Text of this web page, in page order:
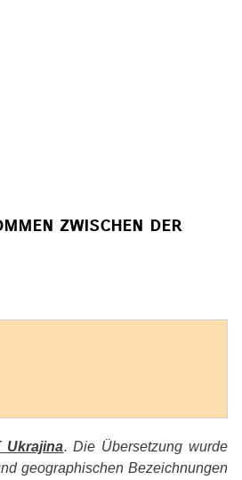
zwischen der
Ukrajina. Die Übersetzung wurde
geographischen Bezeichnungen